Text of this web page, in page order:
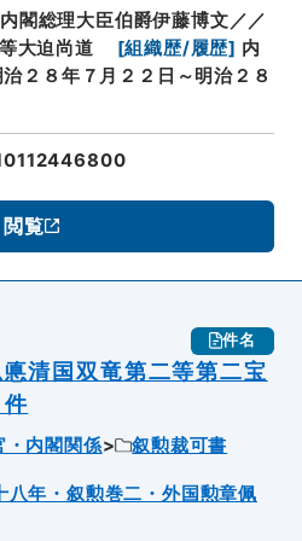
内閣総理大臣伯爵伊藤博文／／
大迫尚道
[組織歴/履歴] 内
治２８年７月２２日～明治２８
閲覧
件名
清国双竜第二等第二宝
・内閣関係
叙勲裁可書
八年・叙勲巻二・外国勲章佩